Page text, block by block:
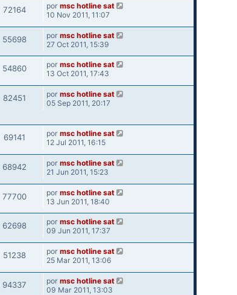
72164 por msc hotline sat
10 Nov 2011, 11:07
55698 por msc hotline sat
27 Oct 2011, 15:39
54860 por msc hotline sat
13 Oct 2011, 17:43
82451 por msc hotline sat
05 Sep 2011, 20:17
69141 por msc hotline sat
12 Jul 2011, 16:15
68942 por msc hotline sat
21 Jun 2011, 15:23
77700 por msc hotline sat
13 Jun 2011, 18:40
62698 por msc hotline sat
09 Jun 2011, 17:37
51238 por msc hotline sat
25 Mar 2011, 13:06
94337 por msc hotline sat
09 Mar 2011, 13:03